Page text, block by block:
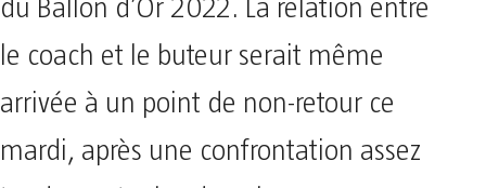
du Ballon d’Or 2022. La relation entre
le coach et le buteur serait même
arrivée à un point de non-retour ce
mardi, après une confrontation assez